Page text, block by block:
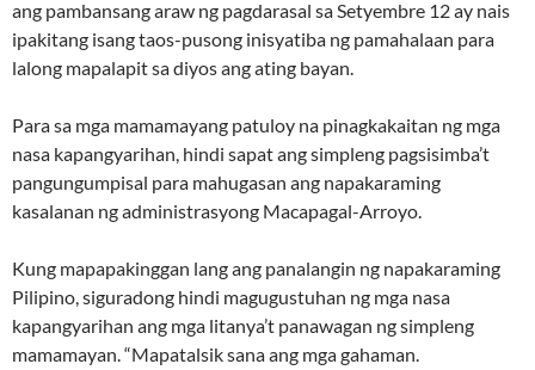
ang pambansang araw ng pagdarasal sa Setyembre 12 ay nais
ipakitang isang taos-pusong inisyatiba ng pamahalaan para
lalong mapalapit sa diyos ang ating bayan.
Para sa mga mamamayang patuloy na pinagkakaitan ng mga
nasa kapangyarihan, hindi sapat ang simpleng pagsisimba’t
pangungumpisal para mahugasan ang napakaraming
kasalanan ng administrasyong Macapagal-Arroyo.
Kung mapapakinggan lang ang panalangin ng napakaraming
Pilipino, siguradong hindi magugustuhan ng mga nasa
kapangyarihan ang mga litanya’t panawagan ng simpleng
mamamayan. “Mapatalsik sana ang mga gahaman.